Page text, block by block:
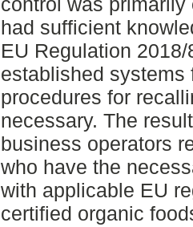
had sufficient
EU Regulation
established systems
procedures for
necessary. The
business operators
who have the
with applicable EU
certified organic